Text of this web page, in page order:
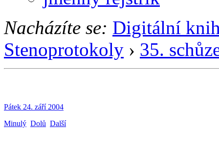
Nacházíte se: Digitální
Stenoprotokoly › 35.
Pátek 24. září 2004
Minulý Dolů Další